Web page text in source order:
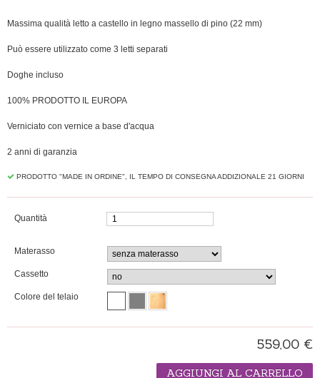
Massima qualità letto a castello in legno massello di pino (22 mm)
Può essere utilizzato come 3 letti separati
Doghe incluso
100% PRODOTTO IL EUROPA
Verniciato con vernice a base d'acqua
2 anni di garanzia
PRODOTTO "MADE IN ORDINE", IL TEMPO DI CONSEGNA ADDIZIONALE 21 GIORNI
Quantità
Materasso
Cassetto
Colore del telaio
559,00 €
AGGIUNGI AL CARRELLO